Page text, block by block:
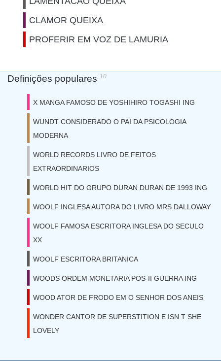
CLAMOR QUEIXA
PROFERIR EM VOZ DE LAMURIA
Definições populares 10
X MANGA FAMOSO DE YOSHIHIRO TOGASHI ING
WUNDT CONSIDERADO O PAI DA PSICOLOGIA
MODERNA
WORLD RECORDS LIVRO DE FEITOS
EXTRAORDINARIOS
WORLD HIT DO GRUPO DURAN DURAN DE 1993 ING
WOOLF INGLESA AUTORA DO LIVRO MRS DALLOWAY
WOOLF FAMOSA ESCRITORA INGLESA DO SECULO
XX
WOOLF ESCRITORA BRITANICA
WOODS ORDEM MONETARIA POS-II GUERRA ING
WOOD ATOR DE FRODO EM O SENHOR DOS ANEIS
WONDER CANTOR DE SUPERSTITION E ISN T SHE
LOVELY